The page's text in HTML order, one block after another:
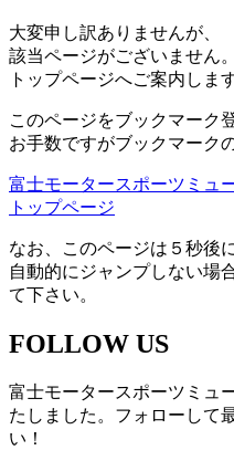
大変申し訳ありませんが、
該当ページがございません。
トップページへご案内します
このページをブックマーク
お手数ですがブックマーク
富士モータースポーツミュ
トップページ
なお、このページは５秒後
自動的にジャンプしない場
て下さい。
FOLLOW US
富士モータースポーツミュ
たしました。フォローして
い！